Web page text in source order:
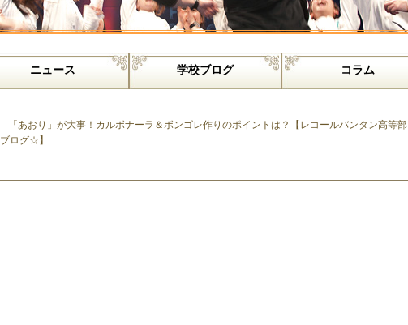
ニュース 学校ブログ コラム
「あおり」が大事！カルボナーラ＆ボンゴレ作りのポイントは？【レコールバンタン高等部
ブログ☆】